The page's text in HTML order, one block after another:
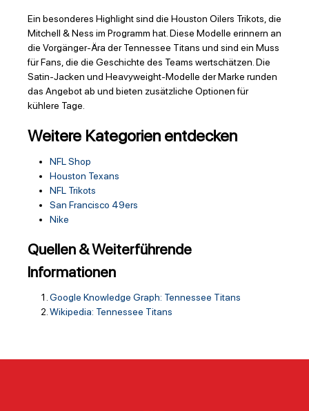
Ein besonderes Highlight sind die Houston Oilers Trikots, die
Mitchell & Ness im Programm hat. Diese Modelle erinnern an
die Vorgänger-Ära der Tennessee Titans und sind ein Muss
für Fans, die die Geschichte des Teams wertschätzen. Die
Satin-Jacken und Heavyweight-Modelle der Marke runden
das Angebot ab und bieten zusätzliche Optionen für
kühlere Tage.
Weitere Kategorien entdecken
NFL Shop
Houston Texans
NFL Trikots
San Francisco 49ers
Nike
Quellen & Weiterführende
Informationen
Google Knowledge Graph: Tennessee Titans
Wikipedia: Tennessee Titans